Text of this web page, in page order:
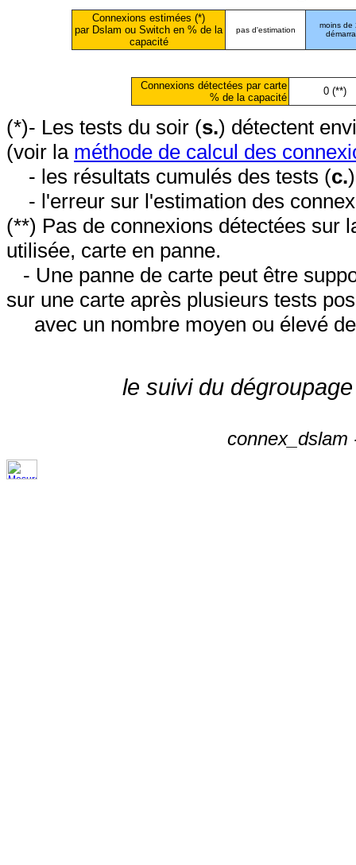
Connexions estimées (*)
par Dslam ou Switch en % de la
capacité
pas d'estimation
moins de
Connexions détectées par carte
% de la capacité
0 (**)
(*)- Les tests du soir (s.) détectent
(voir la méthode de calcul des
- les résultats cumulés des tests (c.
- l'erreur sur l'estimation des
(**) Pas de connexions détectées sur
utilisée, carte en panne.
- Une panne de carte peut être
sur une carte après plusieurs tests
avec un nombre moyen ou élevé
le suivi du
connex_dslam